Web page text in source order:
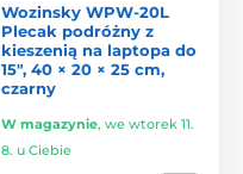
Wozinsky WPW-20L
Plecak podróżny z
kieszenią na laptopa do
15", 40 × 20 × 25 cm,
czarny
W magazynie, we wtorek 11.
8. u Ciebie